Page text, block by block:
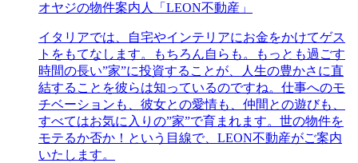
オヤジの物件案内人「LEON不動産」
イタリアでは、自宅やインテリアにお金をかけてゲス
トをもてなします。もちろん自らも。もっとも過ごす
時間の長い”家”に投資することが、人生の豊かさに直
結することを彼らは知っているのですね。仕事へのモ
チベーションも、彼女との愛情も、仲間との遊びも、
すべてはお気に入りの”家”で育まれます。世の物件を
モテるか否か！という目線で、LEON不動産がご案内
いたします。